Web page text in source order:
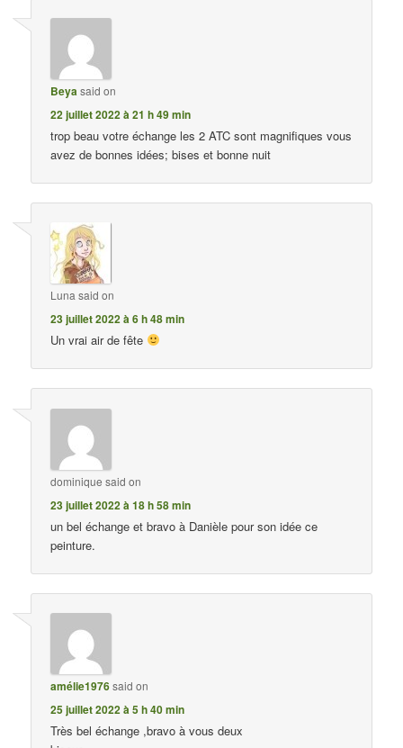
Beyasaid on
22 juillet 2022 à 21 h 49 min
trop beau votre échange les 2 ATC sont magnifiques vous
avez de bonnes idées; bises et bonne nuit
Luna said on
23 juillet 2022 à 6 h 48 min
Un vrai air de fête
dominique said on
23 juillet 2022 à 18 h 58 min
un bel échange et bravo à Danièle pour son idée ce
peinture.
amélie1976said on
25 juillet 2022 à 5 h 40 min
Très bel échange ,bravo à vous deux